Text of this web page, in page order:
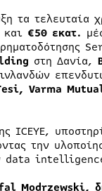
τα τελευταία
και €50 εκατ.
στη Δανία,
Varma
την
data
Modrzewski,